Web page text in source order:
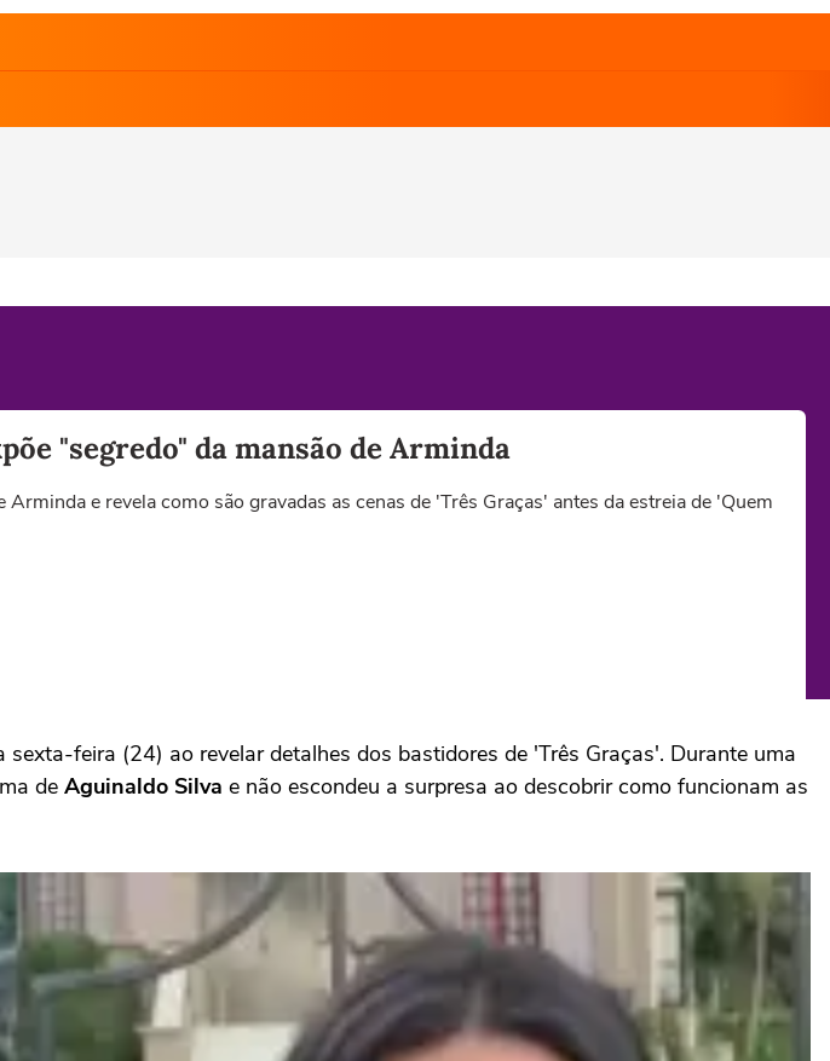
"segredo" da mansão de Arminda
e revela como são gravadas as cenas de 'Três Graças' antes da estreia de 'Quem
feira (24) ao revelar detalhes dos bastidores de 'Três Graças'. Durante uma
de Aguinaldo Silva e não escondeu a surpresa ao descobrir como funcionam as